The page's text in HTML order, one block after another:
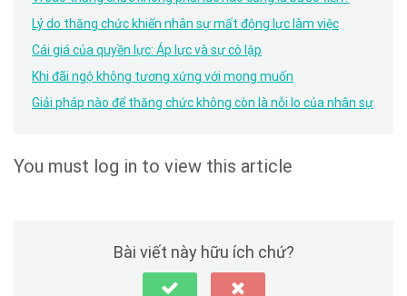
Lý do thăng chức khiến nhân sự mất động lực làm việc
Cái giá của quyền lực: Áp lực và sự cô lập
Khi đãi ngộ không tương xứng với mong muốn
Giải pháp nào để thăng chức không còn là nỗi lo của nhân sự
You must log in to view this article
Bài viết này hữu ích chứ?